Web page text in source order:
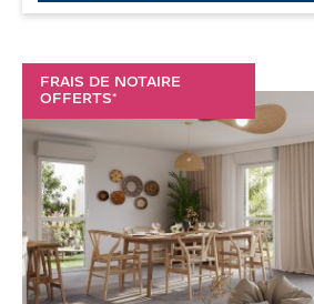
FRAIS DE NOTAIRE
OFFERTS*